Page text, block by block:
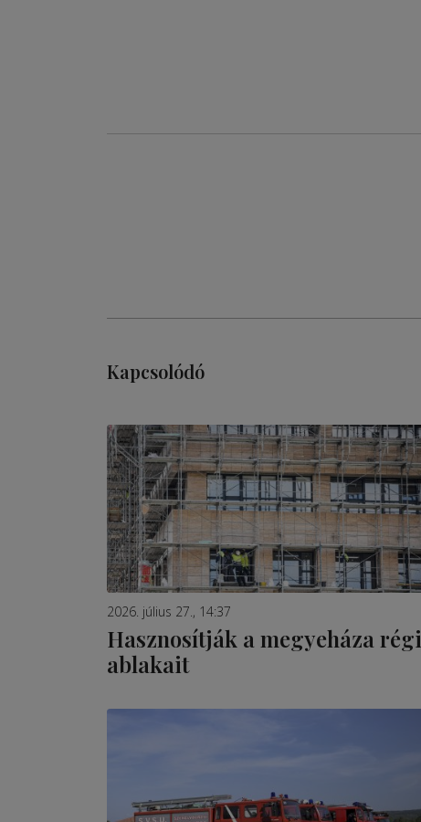
Kapcsolódó
2026. július 27., 14:37
Hasznosítják a megyeháza régi
ablakait